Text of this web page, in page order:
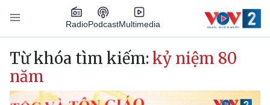
Nhảy đến nội dung
RadioPodcastMultimedia
Main navigation
Từ khóa tìm kiếm: kỷ niệm 80
năm